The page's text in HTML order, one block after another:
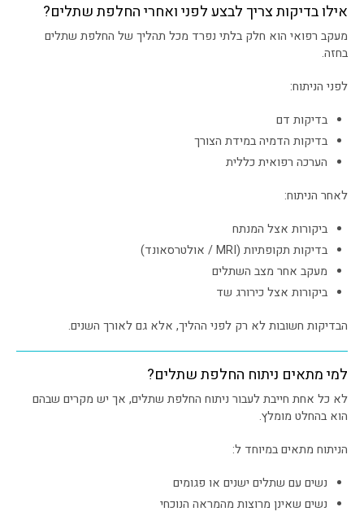
אילו בדיקות צריך לבצע לפני ואחרי החלפת שתלים?
מעקב רפואי הוא חלק בלתי נפרד מכל תהליך של החלפת שתלים
בחזה.
לפני הניתוח:
בדיקות דם
בדיקות הדמיה במידת הצורך
הערכה רפואית כללית
לאחר הניתוח:
ביקורות אצל המנתח
בדיקות תקופתיות (MRI / אולטרסאונד)
מעקב אחר מצב השתלים
ביקורות אצל כירורג שד
הבדיקות חשובות לא רק לפני ההליך, אלא גם לאורך השנים.
למי מתאים ניתוח החלפת שתלים?
לא כל אחת חייבת לעבור ניתוח החלפת שתלים, אך יש מקרים שבהם
הוא בהחלט מומלץ.
הניתוח מתאים במיוחד ל:
נשים עם שתלים ישנים או פגומים
נשים שאינן מרוצות מהמראה הנוכחי